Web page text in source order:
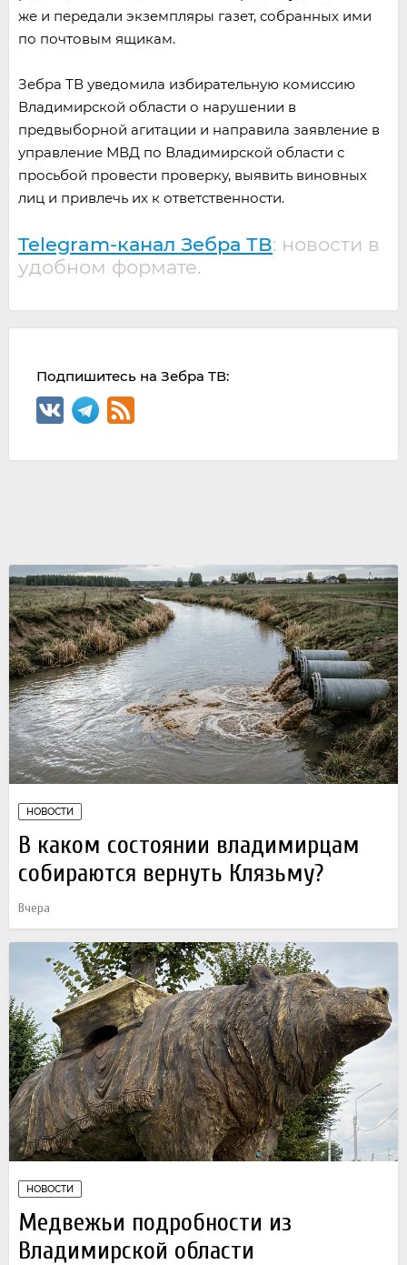
же и передали экземпляры газет, собранных ими
по почтовым ящикам.
Зебра ТВ уведомила избирательную комиссию
Владимирской области о нарушении в
предвыборной агитации и направила заявление в
управление МВД по Владимирской области с
просьбой провести проверку, выявить виновных
лиц и привлечь их к ответственности.
Telegram-канал Зебра ТВ: новости в
удобном формате.
Подпишитесь на Зебра ТВ:
НОВОСТИ
В каком состоянии владимирцам
собираются вернуть Клязьму?
Вчера
НОВОСТИ
Медвежьи подробности из
Владимирской области